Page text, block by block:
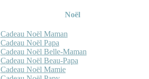
Noël
Cadeau Noël Maman
Cadeau Noël Papa
Cadeau Noël Belle-Maman
Cadeau Noël Beau-Papa
Cadeau Noël Mamie